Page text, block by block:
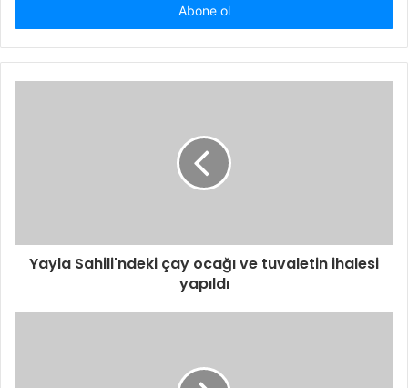
Yayla Sahili'ndeki çay ocağı ve tuvaletin ihalesi
yapıldı